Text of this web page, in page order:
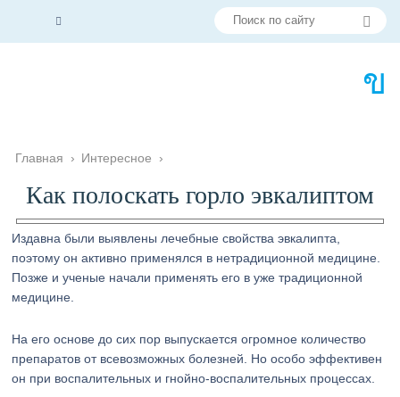
Главная › Интересное ›
Как полоскать горло эвкалиптом
Издавна были выявлены лечебные свойства эвкалипта,
поэтому он активно применялся в нетрадиционной медицине.
Позже и ученые начали применять его в уже традиционной
медицине.
На его основе до сих пор выпускается огромное количество
препаратов от всевозможных болезней. Но особо эффективен
он при воспалительных и гнойно-воспалительных процессах.